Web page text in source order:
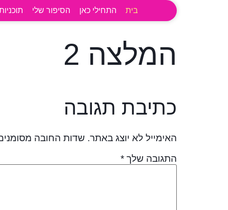
בית התחילי כאן הסיפור שלי
המלצה 2
כתיבת תגובה
האימייל לא יוצג באתר. שדות החובה
התגובה שלך *